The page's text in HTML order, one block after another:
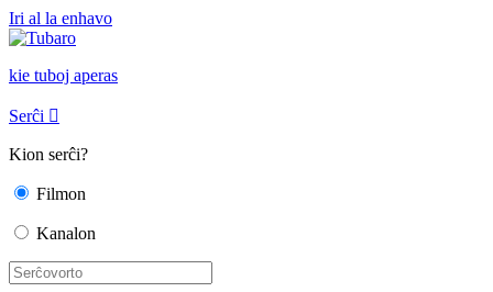
Iri al la enhavo
kie tuboj aperas
Serĉi 
Kion serĉi?
Filmon
Kanalon